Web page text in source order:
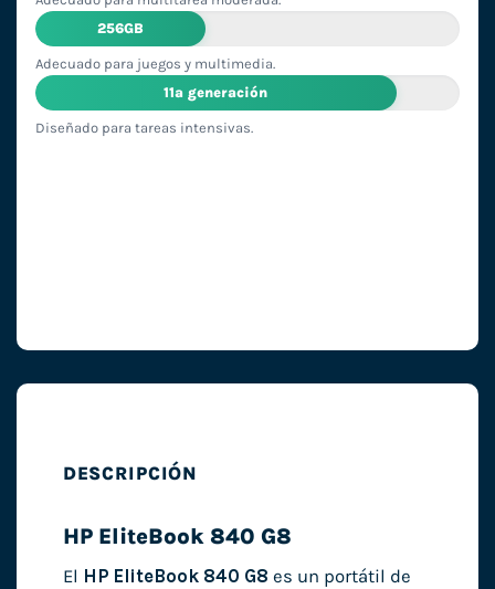
256GB
Adecuado para juegos y multimedia.
11ª generación
Diseñado para tareas intensivas.
DESCRIPCIÓN
HP EliteBook 840 G8
El HP EliteBook 840 G8 es un portátil de